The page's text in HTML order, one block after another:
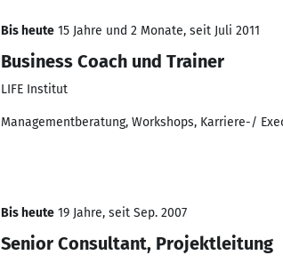
Bis heute 15 Jahre und 2 Monate, seit Juli 2011
Business Coach und Trainer
LIFE Institut
Managementberatung, Workshops, Karriere-/
Bis heute 19 Jahre, seit Sep. 2007
Senior Consultant, Projektleitung